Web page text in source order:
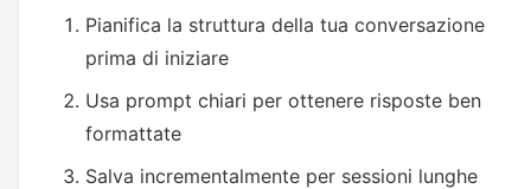
Pianifica la struttura della tua conversazione
prima di iniziare
Usa prompt chiari per ottenere risposte ben
formattate
Salva incrementalmente per sessioni lunghe